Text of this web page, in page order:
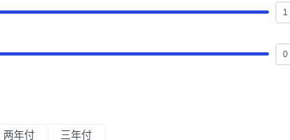
两年付 三年付